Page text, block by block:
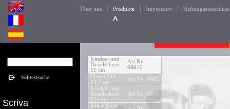
Über uns Produkte Impressum Haftungsausschluss
Scriva
Kinder- und
Bastelschere
11 cm
Art No.
68010
Clever Cut
13,5 cm
Art No. 6802
Kinder- und
Bastelschere
13 cm
Art No. 6803
8 in 1 Zick-